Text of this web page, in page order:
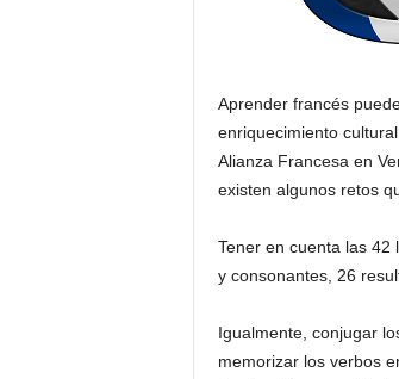
Aprender francés
enriquecimiento
Alianza Francesa en
existen algunos retos
Tener en cuenta las 42
y consonantes, 26
Igualmente, conjugar
memorizar los verbos